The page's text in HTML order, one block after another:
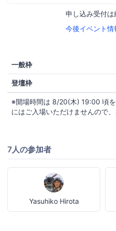
申し込み受付は
今後イベント情
一般枠
登壇枠
※開場時間は 8/20(木) 19:00 頃
にはご入場いただけませんので、
7人の参加者
Yasuhiko Hirota